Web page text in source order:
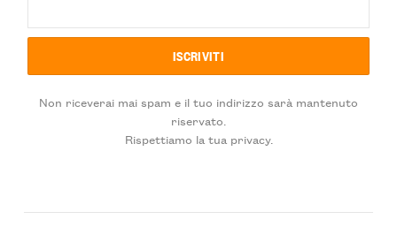
Non riceverai mai spam e il tuo indirizzo sarà mantenuto
riservato.
Rispettiamo la tua privacy.